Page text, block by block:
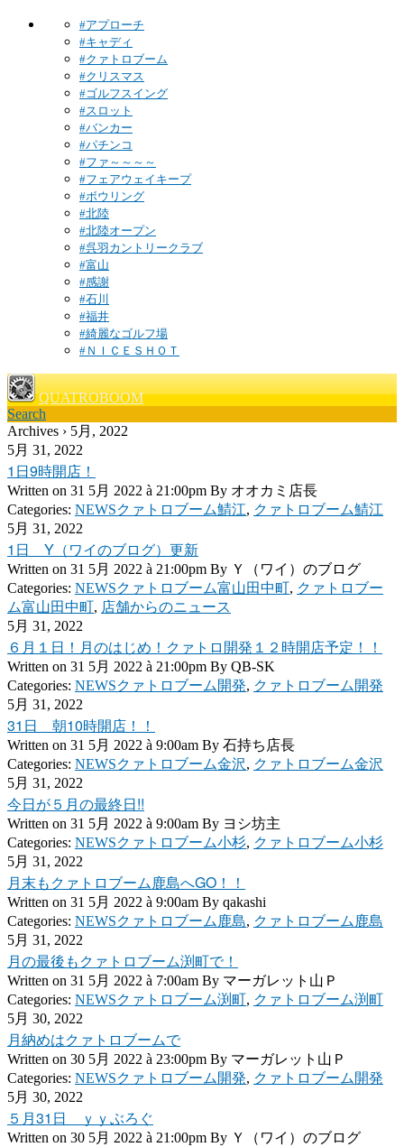
#アプローチ
#キャディ
#クァトロブーム
#クリスマス
#ゴルフスイング
#スロット
#バンカー
#パチンコ
#ファ～～～～
#フェアウェイキープ
#ボウリング
#北陸
#北陸オープン
#呉羽カントリークラブ
#富山
#感謝
#石川
#福井
#綺麗なゴルフ場
#ＮＩＣＥＳＨＯＴ
QUATROBOOM
Search
Archives › 5月, 2022
5月 31, 2022
1日9時開店！
Written on 31 5月 2022 à 21:00pm By オオカミ店長
Categories: NEWSクァトロブーム鯖江, クァトロブーム鯖江
5月 31, 2022
1日 Y（ワイのブログ）更新
Written on 31 5月 2022 à 21:00pm By Ｙ（ワイ）のブログ
Categories: NEWSクァトロブーム富山田中町, クァトロブー
ム富山田中町, 店舗からのニュース
5月 31, 2022
６月１日！月のはじめ！クァトロ開発１２時開店予定！！
Written on 31 5月 2022 à 21:00pm By QB-SK
Categories: NEWSクァトロブーム開発, クァトロブーム開発
5月 31, 2022
31日 朝10時開店！！
Written on 31 5月 2022 à 9:00am By 石持ち店長
Categories: NEWSクァトロブーム金沢, クァトロブーム金沢
5月 31, 2022
今日が５月の最終日!!
Written on 31 5月 2022 à 9:00am By ヨシ坊主
Categories: NEWSクァトロブーム小杉, クァトロブーム小杉
5月 31, 2022
月末もクァトロブーム鹿島へGO！！
Written on 31 5月 2022 à 9:00am By qakashi
Categories: NEWSクァトロブーム鹿島, クァトロブーム鹿島
5月 31, 2022
月の最後もクァトロブーム渕町で！
Written on 31 5月 2022 à 7:00am By マーガレット山Ｐ
Categories: NEWSクァトロブーム渕町, クァトロブーム渕町
5月 30, 2022
月納めはクァトロブームで
Written on 30 5月 2022 à 23:00pm By マーガレット山Ｐ
Categories: NEWSクァトロブーム開発, クァトロブーム開発
5月 30, 2022
５月31日 ｙｙぶろぐ
Written on 30 5月 2022 à 21:00pm By Ｙ（ワイ）のブログ